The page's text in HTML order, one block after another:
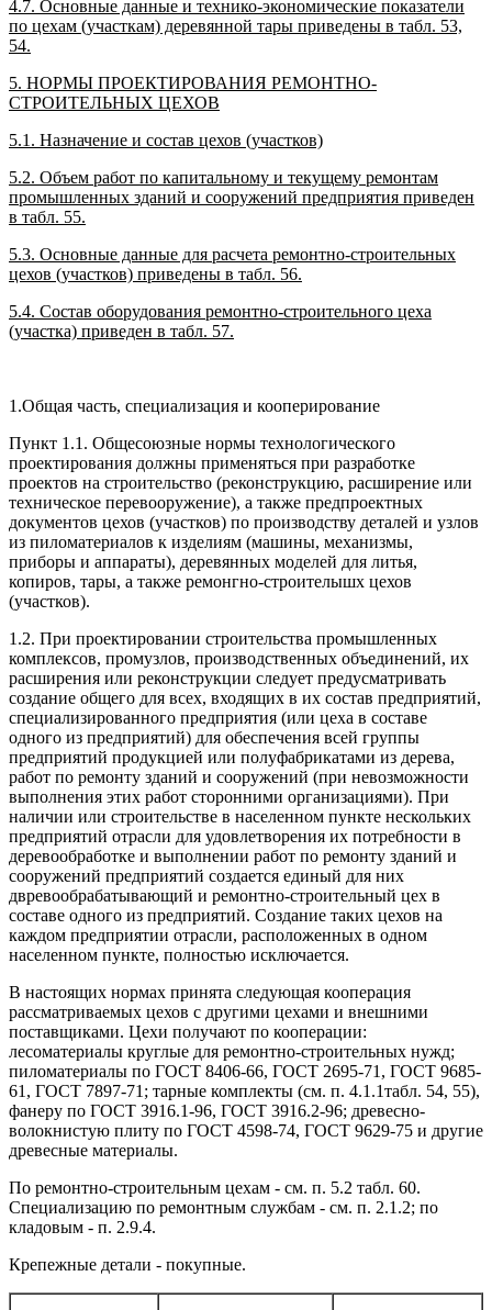
4.7. Основные данные и технико-экономические показатели
по цехам (участкам) деревянной тары приведены в табл. 53,
54.
5. HOPMЫ ПРОЕКТИРОВАНИЯ РЕМОНТНО-
СТРОИТЕЛЬНЫХ ЦЕХОВ
5.1. Назначение и состав цехов (участков)
5.2. Объем работ по капитальному и текущему ремонтам
промышленных зданий и сооружений предприятия приведен
в табл. 55.
5.3. Основные данные для расчета ремонтно-строительных
цехов (участков) приведены в табл. 56.
5.4. Состав оборудования ремонтно-строительного цеха
(участка) приведен в табл. 57.
1.Общая часть, специализация и кооперирование
Пункт 1.1. Общесоюзные нормы технологического
проектирования должны применяться при разработке
проектов на строительство (реконструкцию, расширение или
техническое перевооружение), а также предпроектных
документов цехов (участков) по производству деталей и узлов
из пиломатериалов к изделиям (машины, механизмы,
приборы и аппараты), деревянных моделей для литья,
копиров, тары, а также ремонгно-строителышх цехов
(участков).
1.2. При проектировании строительства промышленных
комплексов, промузлов, производственных объединений, их
расширения или реконструкции следует предусматривать
создание общего для всех, входящих в их состав предприятий,
специализированного предприятия (или цеха в составе
одного из предприятий) для обеспечения всей группы
предприятий продукцией или полуфабрикатами из дерева,
работ по ремонту зданий и сооружений (при невозможности
выполнения этих работ сторонними организациями). При
наличии или строительстве в населенном пункте нескольких
предприятий отрасли для удовлетворения их потребности в
деревообработке и выполнении работ по ремонту зданий и
сооружений предприятий создается единый для них
двревообрабатывающий и ремонтно-строительный цех в
составе одного из предприятий. Создание таких цехов на
каждом предприятии отрасли, расположенных в одном
населенном пункте, полностью исключается.
В настоящих нормах принята следующая кооперация
рассматриваемых цехов с другими цехами и внешними
поставщиками. Цехи получают по кооперации:
лесоматериалы круглые для ремонтно-строительных нужд;
пиломатериалы по ГОСТ 8406-66, ГОCT 2695-71, ГОСТ 9685-
61, ГОCT 7897-71; тарные комплекты (см. п. 4.1.1табл. 54, 55),
фанеру по ГОСТ 3916.1-96, ГОСТ 3916.2-96; древесно-
волокнистую плиту по ГОСТ 4598-74, ГОСТ 9629-75 и другие
древесные материалы.
По ремонтно-строительным цехам - см. п. 5.2 табл. 60.
Специализацию по ремонтным службам - см. п. 2.1.2; по
кладовым - п. 2.9.4.
Крепежные детали - покупные.